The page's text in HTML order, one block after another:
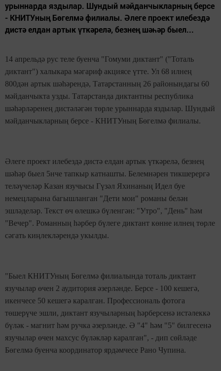
урыннарда яздылар. Шундый мәйданчыкларның берсе
- КНИТУның Бөгелмә филиалы. Әлеге проект илебездә
дистә елдан артык үткәрелә, безнең шәһәр быел...
14 апрельдә рус теле буенча "Гомуми диктант" ("Тоталь
диктант") халыкара мәгариф акциясе үтте. Ул 68 илнең
800дән артык шәһәрендә, Татарстанның 26 районындагы 60
мәйданчыкта узды. Татарстанда диктантны республика
шәһәрләренең дистәләгән төрле урыннарда яздылар. Шундый
мәйданчыкларның берсе - КНИТУның Бөгелмә филиалы.
Әлеге проект илебездә дистә елдан артык үткәрелә, безнең
шәһәр быел 5нче тапкыр катнашты. Белемнәрен тикшерергә
теләүчеләр Казан язучысы Гүзәл Яхинаның Идел буе
немецларына багышланган "Дети мои" романы белән
эшләделәр. Текст өч өлешкә бүленгән: "Утро", "День" һәм
"Вечер". Романның һәрбер бүлеге диктант көнне илнең төрле
сәгать киңлекләрендә укылды.
"Быел КНИТУның Бөгелмә филиалында тоталь диктант
язучылар өчен 2 аудитория әзерләнде. Берсе - 100 кешегә,
икенчесе 50 кешегә каралган. Профессиональ фотога
төшерүче эшли, диктант язучыларның һәрберсенә истәлеккә
бүләк - магнит һәм ручка әзерләнде. Ә "4" һәм "5" билгесенә
язучылар өчен махсус бүләкләр каралган", - дип сөйләде
Бөгелмә буенча координатор ярдәмчесе Рано Чупина.